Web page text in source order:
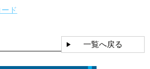
ド
一覧へ戻る